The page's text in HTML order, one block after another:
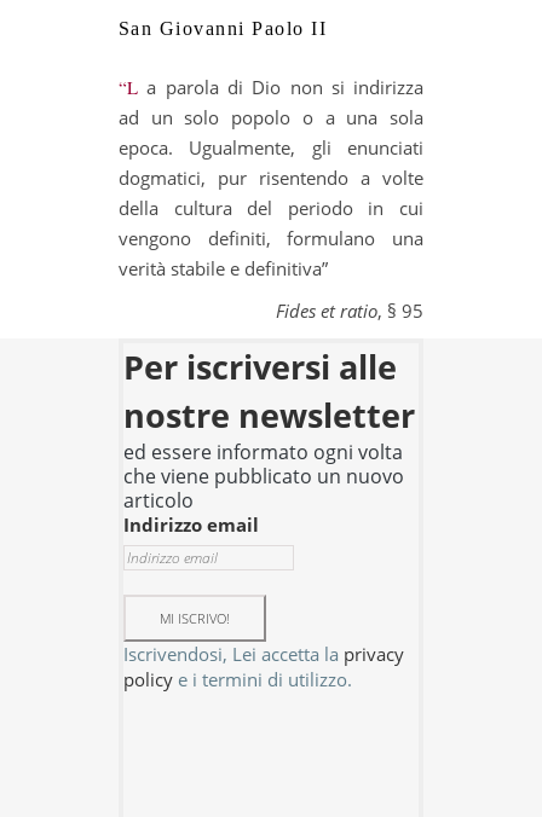
San Giovanni Paolo II
“La parola di Dio non si indirizza
ad un solo popolo o a una sola
epoca. Ugualmente, gli enunciati
dogmatici, pur risentendo a volte
della cultura del periodo in cui
vengono definiti, formulano una
verità stabile e definitiva”
Fides et ratio, § 95
Per iscriversi alle
nostre newsletter
ed essere informato ogni volta
che viene pubblicato un nuovo
articolo
Indirizzo email
Iscrivendosi, Lei accetta la privacy
policye i termini di utilizzo.